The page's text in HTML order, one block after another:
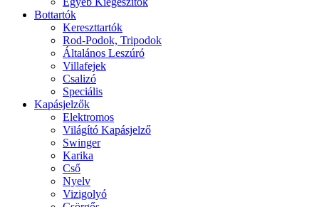
Bottartók
Kereszttartók
Rod-Podok, Tripodok
Általános Leszúró
Villafejek
Csalizó
Speciális
Kapásjelzők
Elektromos
Világító Kapásjelző
Swinger
Karika
Cső
Nyelv
Vizigolyó